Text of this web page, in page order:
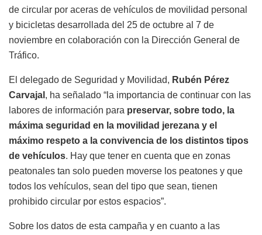
de circular por aceras de vehículos de movilidad personal
y bicicletas desarrollada del 25 de octubre al 7 de
noviembre en colaboración con la Dirección General de
Tráfico.
El delegado de Seguridad y Movilidad, Rubén Pérez
Carvajal , ha señalado “la importancia de continuar con las
labores de información para preservar, sobre todo, la
máxima seguridad en la movilidad jerezana y el
máximo respeto a la convivencia de los distintos tipos
de vehículos. Hay que tener en cuenta que en zonas
peatonales tan solo pueden moverse los peatones y que
todos los vehículos, sean del tipo que sean, tienen
prohibido circular por estos espacios”.
Sobre los datos de esta campaña y en cuanto a las